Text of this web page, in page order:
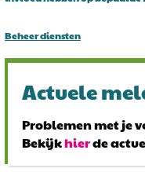
Beheer diensten
Problemen met je
Bekijkhierde